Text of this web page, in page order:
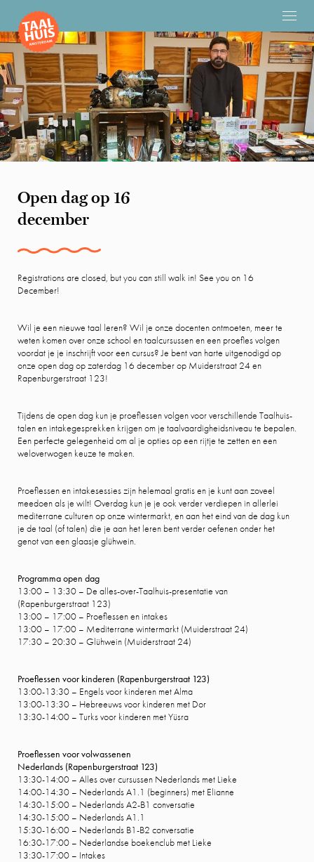
Open dag op 16
december
Registrations are closed, but you can still walk in! See you on 16
December!
Wil je een nieuwe taal leren? Wil je onze docenten ontmoeten, meer te
weten komen over onze school en taalcursussen en een proefles volgen
voordat je je inschrijft voor een cursus? Je bent van harte uitgenodigd op
onze open dag op zaterdag 16 december op Muiderstraat 24 en
Rapenburgerstraat 123!
Tijdens de open dag kun je proeflessen volgen voor verschillende Taalhuis-
talen en intakegesprekken krijgen om je taalvaardigheidsniveau te bepalen.
Een perfecte gelegenheid om al je opties op een rijtje te zetten en een
weloverwogen keuze te maken.
Proeflessen en intakesessies zijn helemaal gratis en je kunt aan zoveel
meedoen als je wilt! Overdag kun je je ook verder verdiepen in allerlei
mediterrane culturen op onze wintermarkt, en aan het eind van de dag kun
je de taal (of talen) die je aan het leren bent verder oefenen onder het
genot van een glaasje glühwein.
Programma open dag
13:00 – 13:30 – De alles-over-Taalhuis-presentatie van
(Rapenburgerstraat 123)
13:00 – 17:00 – Proeflessen en intakes
13:00 – 17:00 – Mediterrane wintermarkt (Muiderstraat 24)
17:30 – 20:30 – Glühwein (Muiderstraat 24)
Proeflessen voor kinderen (Rapenburgerstraat 123)
13:00-13:30 – Engels voor kinderen met Alma
13:00-13:30 – Hebreeuws voor kinderen met Dor
13:30-14:00 – Turks voor kinderen met Yüsra
Proeflessen voor volwassenen
Nederlands (Rapenburgerstraat 123)
13:30-14:00 – Alles over cursussen Nederlands met Lieke
14:00-14:30 – Nederlands A1.1 (beginners) met Elianne
14:30-15:00 – Nederlands A2-B1 conversatie
14:30-15:00 – Nederlands A1.1
15:30-16:00 – Nederlands B1-B2 conversatie
16:30-17:00 – Nederlandse boekenclub met Lieke
13:30-17:00 – Intakes